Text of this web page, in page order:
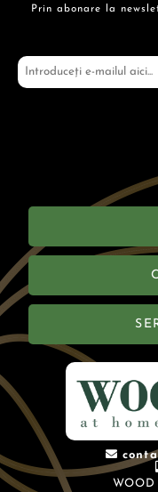
Prin abonare la